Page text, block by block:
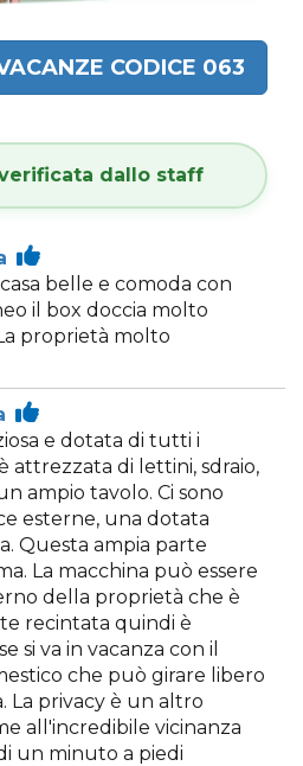
CODICE 063
dallo staff
belle e comoda con
il box doccia molto
proprietà molto
e dotata di tutti i
attrezzata di lettini, sdraio,
ampio tavolo. Ci sono
esterne, una dotata
Questa ampia parte
La macchina può essere
della proprietà che è
recintata quindi è
si va in vacanza con il
che può girare libero
La privacy è un altro
all'incredibile vicinanza
un minuto a piedi